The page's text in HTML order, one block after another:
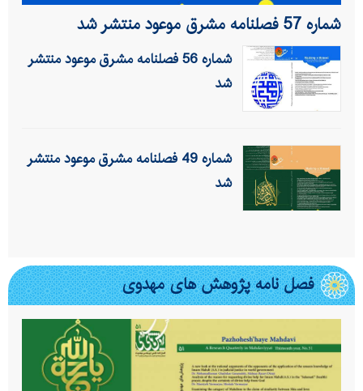
شماره 57 فصلنامه مشرق موعود منتشر شد
شماره 56 فصلنامه مشرق موعود منتشر
شد
شماره 49 فصلنامه مشرق موعود منتشر
شد
فصل نامه پژوهش های مهدوی